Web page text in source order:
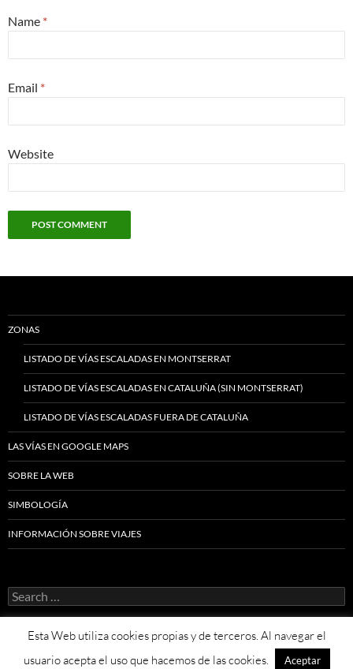
Name *
Email *
Website
ZONAS
LISTADO DE VÍAS ESCALADAS EN MONTSERRAT
LISTADO DE VÍAS ESCALADAS EN CATALUÑA (SIN MONTSERRAT)
LISTADO DE VÍAS ESCALADAS FUERA DE CATALUÑA
LAS VÍAS EN GOOGLE MAPS
SOBRE LA WEB
SIMBOLOGÍA
INFORMACIÓN SOBRE VIAJES
Search
for:
Proudly powered by WordPress
Esta Web utiliza cookies propias y de terceros. Al navegar el
usuario acepta el uso que hacemos de las cookies.
Aceptar